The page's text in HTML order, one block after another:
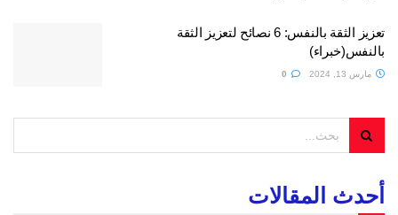
تعزيز الثقة بالنفس: 6 نصائح لتعزيز الثقة
بالنفس(خبراء)
مارس 13, 2024
أحدث المقالات